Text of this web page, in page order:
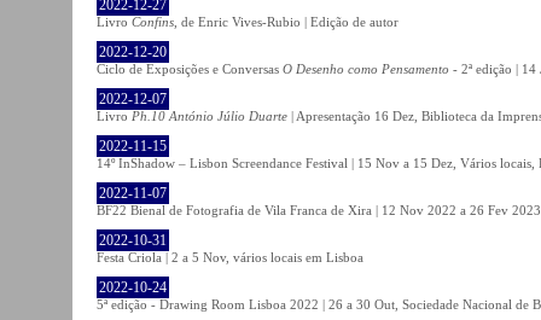
2022-12-27
Livro Confins , de Enric Vives-Rubio | Edição de autor
2022-12-20
Ciclo de Exposições e Conversas O Desenho como Pensamento - 2ª edição |
2022-12-07
Livro Ph.10 António Júlio Duarte | Apresentação 16 Dez, Biblioteca da
2022-11-15
14º InShadow – Lisbon Screendance Festival | 15 Nov a 15 Dez, Vários locais,
2022-11-07
BF22 Bienal de Fotografia de Vila Franca de Xira | 12 Nov 2022 a 26 Fev
2022-10-31
Festa Criola | 2 a 5 Nov, vários locais em Lisboa
2022-10-24
5ª edição - Drawing Room Lisboa 2022 | 26 a 30 Out, Sociedade Nacional de